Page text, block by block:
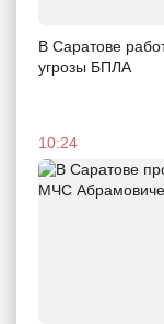
В Саратове
угрозы БПЛА
10:24